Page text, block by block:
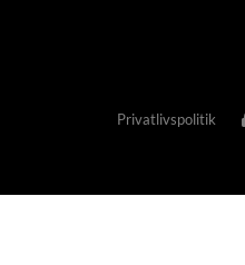
Privatlivspolitik